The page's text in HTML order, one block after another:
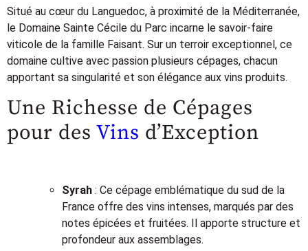
Situé au cœur du Languedoc, à proximité de la Méditerranée,
le Domaine Sainte Cécile du Parc incarne le savoir-faire
viticole de la famille Faisant. Sur un terroir exceptionnel, ce
domaine cultive avec passion plusieurs cépages, chacun
apportant sa singularité et son élégance aux vins produits.
Une Richesse de Cépages
pour des Vins d’Exception
Syrah : Ce cépage emblématique du sud de la
France offre des vins intenses, marqués par des
notes épicées et fruitées. Il apporte structure et
profondeur aux assemblages.